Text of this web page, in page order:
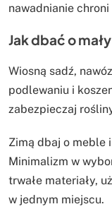
nawadnianie
Jak dbać o
Wiosną sadź,
podlewaniu i
zabezpieczaj
Zimą dbaj o meble
Minimalizm w
trwałe materiały,
w jednym miejscu.